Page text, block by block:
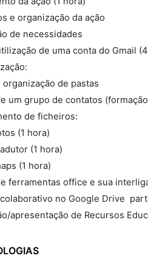
e organização da ação
de necessidades
de uma conta do Gmail
organização de pastas
um grupo de contatos
de ficheiros:
(1 hora)
(1 hora)
(1 hora)
ferramentas office e sua
no Google Drive 
apresentação de Recursos